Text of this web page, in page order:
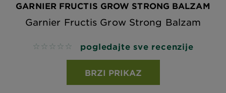
GARNIER FRUCTIS GROW STRONG BALZAM
Garnier Fructis Grow Strong Balzam
No reviews pogledajte sve recenzije
BRZI PRIKAZ